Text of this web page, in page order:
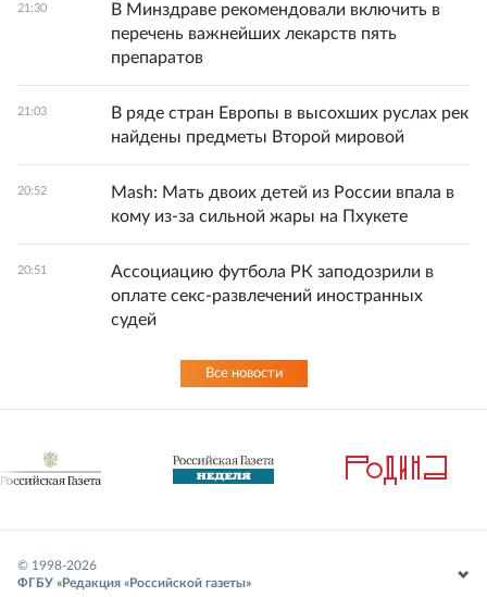
21:30
В Минздраве рекомендовали включить в
перечень важнейших лекарств пять
препаратов
21:03
В ряде стран Европы в высохших руслах рек
найдены предметы Второй мировой
20:52
Mash: Мать двоих детей из России впала в
кому из-за сильной жары на Пхукете
20:51
Ассоциацию футбола РК заподозрили в
оплате секс-развлечений иностранных
судей
Все новости
© 1998-2026
ФГБУ «Редакция «Российской газеты»